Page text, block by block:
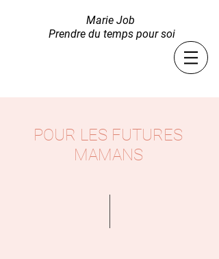
Marie Job
Prendre du temps pour soi
POUR LES FUTURES
MAMANS